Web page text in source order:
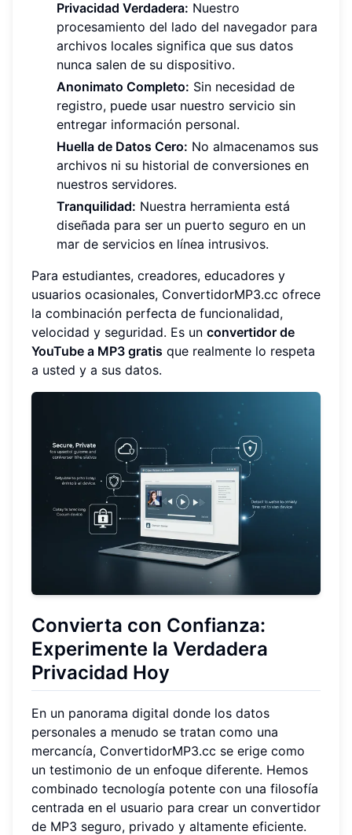
Privacidad Verdadera: Nuestro
procesamiento del lado del navegador para
archivos locales significa que sus datos
nunca salen de su dispositivo.
Anonimato Completo: Sin necesidad de
registro, puede usar nuestro servicio sin
entregar información personal.
Huella de Datos Cero: No almacenamos sus
archivos ni su historial de conversiones en
nuestros servidores.
Tranquilidad: Nuestra herramienta está
diseñada para ser un puerto seguro en un
mar de servicios en línea intrusivos.
Para estudiantes, creadores, educadores y
usuarios ocasionales, ConvertidorMP3.cc ofrece
la combinación perfecta de funcionalidad,
velocidad y seguridad. Es un convertidor de
YouTube a MP3 gratis que realmente lo respeta
a usted y a sus datos.
Convierta con Confianza:
Experimente la Verdadera
Privacidad Hoy
En un panorama digital donde los datos
personales a menudo se tratan como una
mercancía, ConvertidorMP3.cc se erige como
un testimonio de un enfoque diferente. Hemos
combinado tecnología potente con una filosofía
centrada en el usuario para crear un convertidor
de MP3 seguro, privado y altamente eficiente.